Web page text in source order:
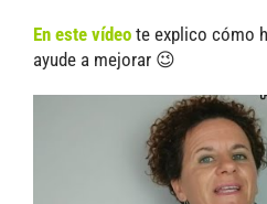
En este vídeo te explico cómo
ayude a mejorar 😉